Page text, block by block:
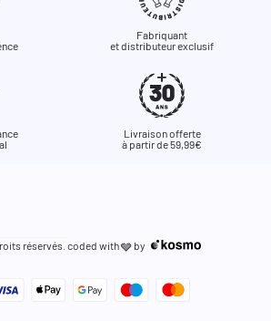
Fabriquant
et distributeur exclusif
Livraison offerte
à partir de 59,99€
réservés. coded with🩶 by